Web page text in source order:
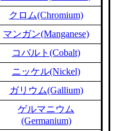
クロム(Chromium)
マンガン(Manganese)
コバルト(Cobalt)
ニッケル(Nickel)
ガリウム(Gallium)
ゲルマニウム
(Germanium)